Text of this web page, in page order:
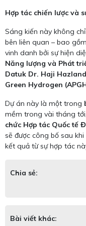
Hợp tác chiến lược và
Sáng kiến này không
bên liên quan – bao gồm
vinh danh bởi sự hiện
Năng lượng và Phát
Datuk Dr. Haji
Green Hydrogen
Dự án này là một trong
mềm trong vài tháng
chức Hợp tác Quốc tế
sẽ được công bố sau
kết quả từ sự hợp tác
Chia sẻ:
Bài viết khác: